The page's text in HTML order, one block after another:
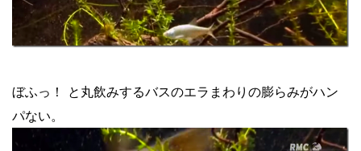
ぼふっ！ と丸飲みするバスのエラまわりの膨らみがハン
パない。